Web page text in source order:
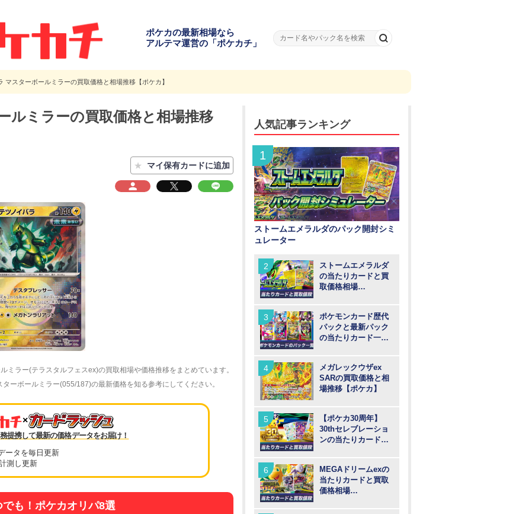
ポケカの最新相場なら
アルテマ運営の「ポケカチ」
マスターボールミラーの買取価格と相場推移【ポケカ】
ルミラーの買取価格と相場推移
★ マイ保有カードに追加
ミラー(テラスタルフェスex)の買取相場や価格推移をまとめています。
ーボールミラー(055/187)の最新価格を知る参考にしてください。
×
提携して最新の価格データをお届け！
ータを毎日更新
測し更新
も！ポケカオリパ8選
人気記事ランキング
ストームエメラルダのパック開封シミ
ュレーター
ストームエメラルダ
の当たりカードと買
取価格相場
ポケモンカード歴代
パックと最新パック
の当たりカード一覧
メガレックウザex
SARの買取価格と相
場推移【ポケカ】
【ポケカ30周年】
30thセレブレーショ
ンの当たりカードと
MEGAドリームexの
当たりカードと買取
価格相場